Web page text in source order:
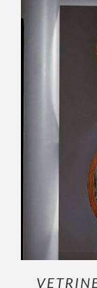
OUTLET